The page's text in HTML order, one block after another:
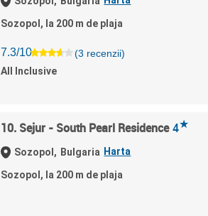
Sozopol, la 200 m de plaja
7.3/10
(3 recenzii)
All Inclusive
10. Sejur - South Pearl Residence 4★
Sozopol, Bulgaria Harta
Sozopol, la 200 m de plaja